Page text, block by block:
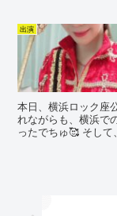
出演
本日、横浜ロック座
れながらも、横浜で
ったでちゅ🥰 そして